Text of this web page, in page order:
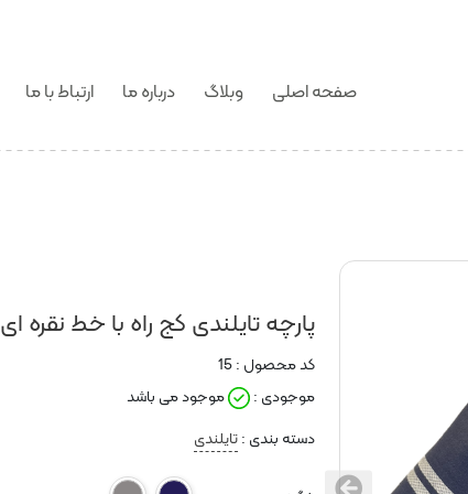
صفحه اصلی وبلاگ درباره ما ارتباط با ما
پارچه تایلندی کج راه با خط نقره ای
کد محصول :15
موجودی :
موجود می باشد
دسته بندی :تایلندی